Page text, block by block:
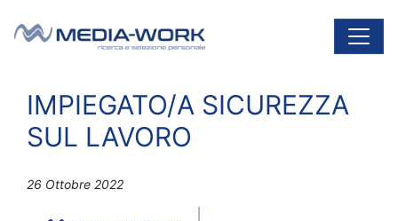
Navigazione principale
IMPIEGATO/A SICUREZZA
SUL LAVORO
26 Ottobre 2022